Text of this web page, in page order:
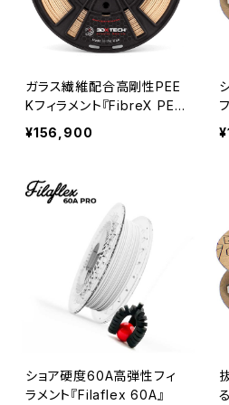
ガラス繊維配合高剛性PEE
Kフィラメント『FibreX PEE
K+GF20』
¥156,900
ショア硬度60A高弾性フィ
ラメント『Filaflex 60A』